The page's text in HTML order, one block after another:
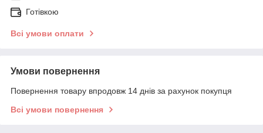
Готівкою
Всі умови оплати
Умови повернення
Повернення товару впродовж 14 днів за рахунок покупця
Всі умови повернення